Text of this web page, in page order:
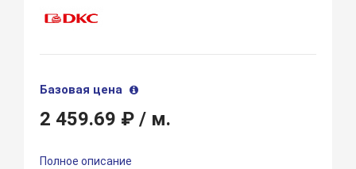
Базовая цена
2 459.69 ₽/ м.
Полное описание